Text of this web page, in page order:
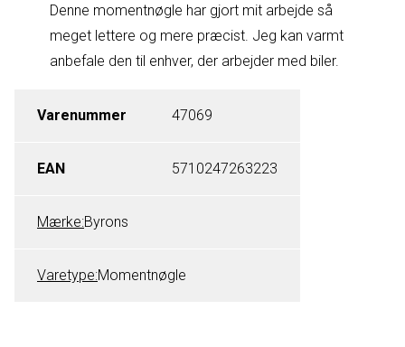
Denne momentnøgle har gjort mit arbejde så
meget lettere og mere præcist. Jeg kan varmt
anbefale den til enhver, der arbejder med biler.
Varenummer 47069
EAN 5710247263223
Mærke:Byrons
Varetype:Momentnøgle